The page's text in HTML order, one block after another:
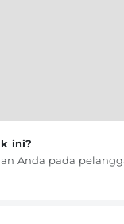
ini?
Anda pada